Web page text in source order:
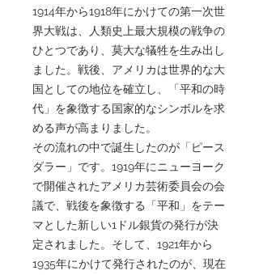
1914年から1918年にかけての第一次世
界大戦は、人類史上最大規模の戦争の
ひとつであり、莫大な犠牲を生み出し
ました。戦後、アメリカは世界的な大
国としての地位を確立し、「平和の時
代」を象徴する国家的なシンボルを求
める声が高まりました。
その流れの中で誕生したのが「ピース
ダラー」です。1919年にニューヨーク
で開催されたアメリカ芸術委員会の会
議で、戦後を象徴する「平和」をテー
マとした新しい1ドル銀貨の発行が決
定されました。そして、1921年から
1935年にかけて発行されたのが、現在